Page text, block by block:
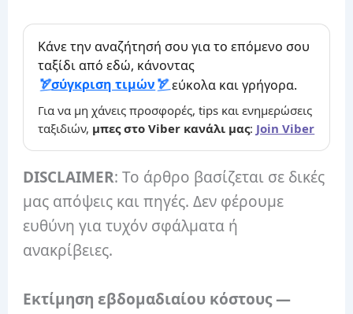
Κάνε την αναζήτησή σου για το επόμενο σου
ταξίδι από εδώ, κάνοντας
σύγκριση τιμών
εύκολα και γρήγορα.
Για να μη χάνεις προσφορές, tips και ενημερώσεις
ταξιδιών, μπες στο Viber κανάλι μας: Join Viber
DISCLAIMER: Το άρθρο βασίζεται σε δικές
μας απόψεις και πηγές. Δεν φέρουμε
ευθύνη για τυχόν σφάλματα ή
ανακρίβειες.
Εκτίμηση εβδομαδιαίου κόστους —